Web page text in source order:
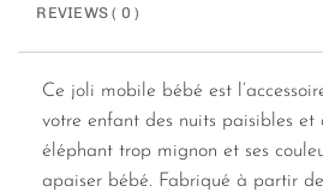
REVIEWS ( 0 )
Ce joli mobile bébé est
votre enfant des nuits paisibles et
éléphant trop mignon et ses
apaiser bébé. Fabriqué à partir